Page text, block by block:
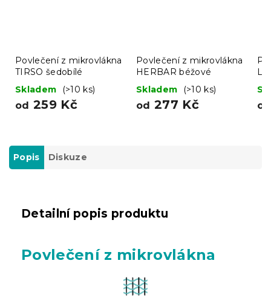
Povlečení z mikrovlákna
TIRSO šedobílé
Skladem
(>10 ks)
od 259 Kč
Povlečení z mikrovlákna
HERBAR béžové
Skladem
(>10 ks)
od 277 Kč od
Popis Diskuze
Detailní popis produktu
Povlečení z mikrovlákna